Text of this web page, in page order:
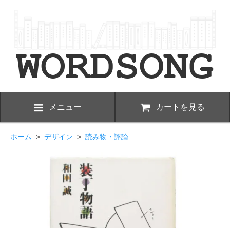
メニュー カートを見る
ホーム > デザイン > 読み物・評論